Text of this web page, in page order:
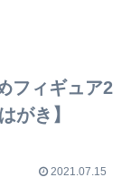
フィギュア2
がき】
2021.07.15